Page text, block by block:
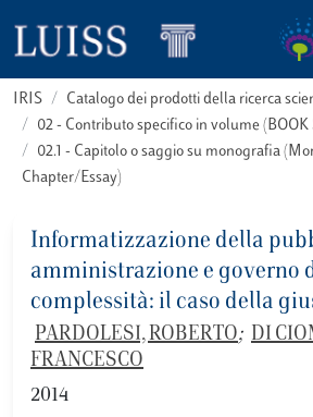
IRIS
Catalogo dei prodotti della ricerca
02 - Contributo specifico in volume (BOOK
02.1 - Capitolo o saggio su monografia
Chapter/Essay)
Informatizzazione della
amministrazione e governo
complessità: il caso della
PARDOLESI, ROBERTO; DI
FRANCESCO
2014